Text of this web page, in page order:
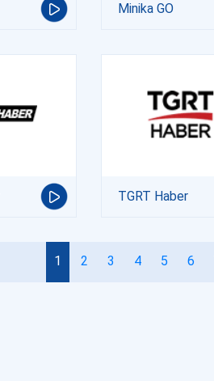
Minika GO
TGRT Haber
1 2 3 4 5 6